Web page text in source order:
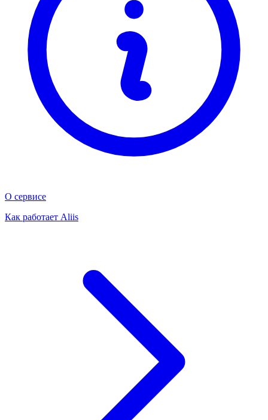
О сервисе
Как работает Aliis